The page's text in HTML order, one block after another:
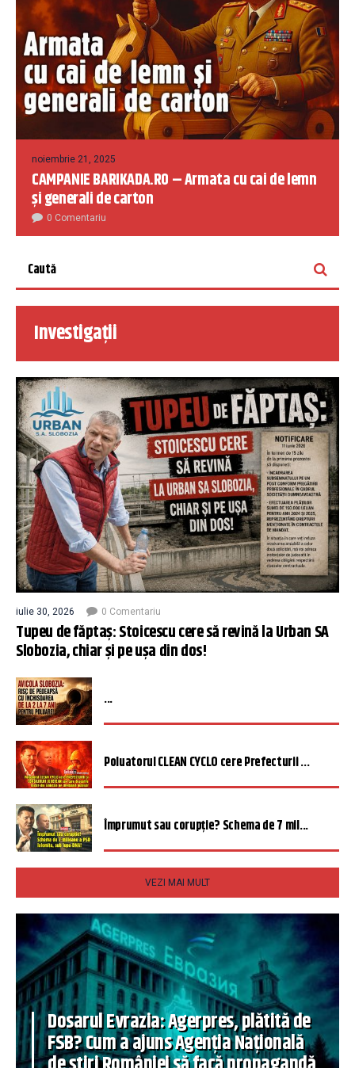
noiembrie 21, 2025
CAMPANIE BARIKADA.RO – Armata cu cai de lemn
și generali de carton
0 Comentariu
Investigații
iulie 30, 2026 0 Comentariu
Tupeu de făptaș: Stoicescu cere să revină la Urban SA
Slobozia, chiar și pe ușa din dos!
...
Poluatorul CLEAN CYCLO cere Prefecturii ...
Împrumut sau corupție? Schema de 7 mil...
VEZI MAI MULT
Dosarul Evrazia: Agerpres, plătită de
FSB? Cum a ajuns Agenția Națională